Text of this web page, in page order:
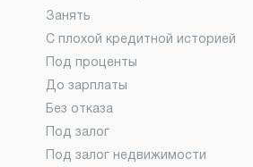
Занять
С плохой кредитной историей
Под проценты
До зарплаты
Без отказа
Под залог
Под залог недвижимости